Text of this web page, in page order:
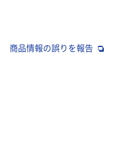
商品情報の誤りを報告